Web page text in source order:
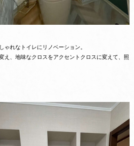
れなトイレにリノベーション。
え、地味なクロスをアクセントクロスに変えて、照